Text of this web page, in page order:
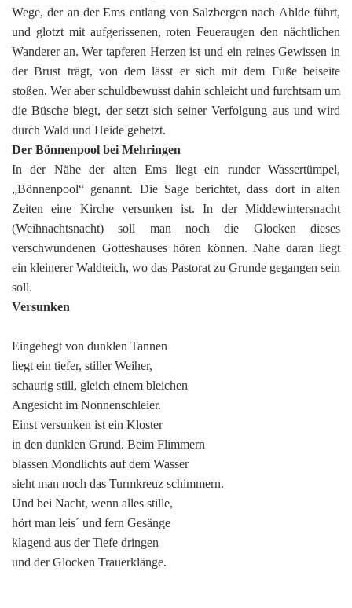
Wege, der an der Ems entlang von Salzbergen nach Ahlde führt,
und glotzt mit aufgerissenen, roten Feueraugen den nächtlichen
Wanderer an. Wer tapferen Herzen ist und ein reines Gewissen in
der Brust trägt, von dem lässt er sich mit dem Fuße beiseite
stoßen. Wer aber schuldbewusst dahin schleicht und furchtsam um
die Büsche biegt, der setzt sich seiner Verfolgung aus und wird
durch Wald und Heide gehetzt.
Der Bönnenpool bei Mehringen
In der Nähe der alten Ems liegt ein runder Wassertümpel,
„Bönnenpool“ genannt. Die Sage berichtet, dass dort in alten
Zeiten eine Kirche versunken ist. In der Middewintersnacht
(Weihnachtsnacht) soll man noch die Glocken dieses
verschwundenen Gotteshauses hören können. Nahe daran liegt
ein kleinerer Waldteich, wo das Pastorat zu Grunde gegangen sein
soll.
Versunken
Eingehegt von dunklen Tannen
liegt ein tiefer, stiller Weiher,
schaurig still, gleich einem bleichen
Angesicht im Nonnenschleier.
Einst versunken ist ein Kloster
in den dunklen Grund. Beim Flimmern
blassen Mondlichts auf dem Wasser
sieht man noch das Turmkreuz schimmern.
Und bei Nacht, wenn alles stille,
hört man leis´ und fern Gesänge
klagend aus der Tiefe dringen
und der Glocken Trauerklänge.